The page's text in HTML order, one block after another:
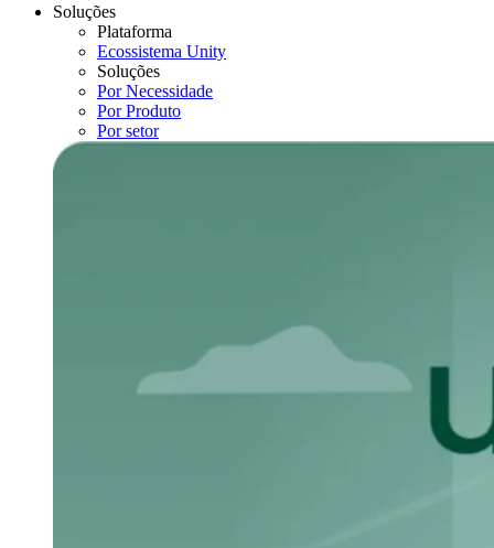
Soluções
Plataforma
Ecossistema Unity
Soluções
Por Necessidade
Por Produto
Por setor